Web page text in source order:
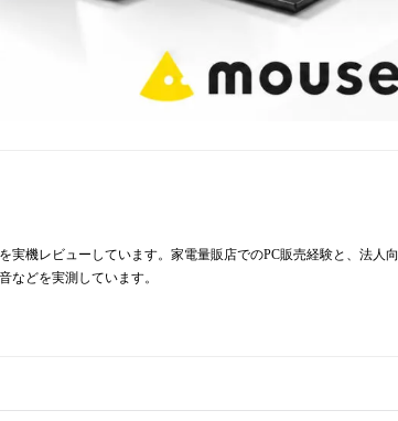
実機レビューしています。家電量販店でのPC販売経験と、法人向
などを実測しています。